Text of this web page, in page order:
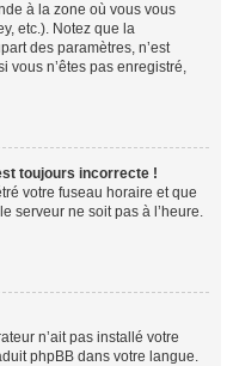
à la zone où vous vous
etc.). Notez que la
des paramètres, n’est
vous n’êtes pas enregistré,
toujours incorrecte !
votre fuseau horaire et que
serveur ne soit pas à l’heure.
n’ait pas installé votre
phpBB dans votre langue.